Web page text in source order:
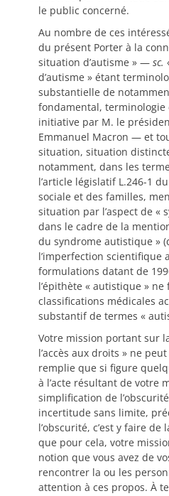
le public concerné.
Au nombre de ces
du présent Porter à la
situation d’autisme » — sc.
d’autisme » étant
substantielle de
fondamental, terminologie
initiative par M. le
Emmanuel Macron — et
situation, situation
notamment, dans les
l’article législatif L.246-1
sociale et des familles,
situation par l’aspect de «
dans le cadre de la
du syndrome autistique »
l’imperfection scientifique
formulations datant de
l’épithète « autistique »
classifications médicales
substantif de termes «
Votre mission portant sur
l’accès aux droits » ne
remplie que si figure
à l’acte résultant de votre
simplification de
incertitude sans limite,
l’obscurité, c’est y faire
que pour cela, votre
notion que vous avez de
rencontrer la ou les
attention à ces propos. À